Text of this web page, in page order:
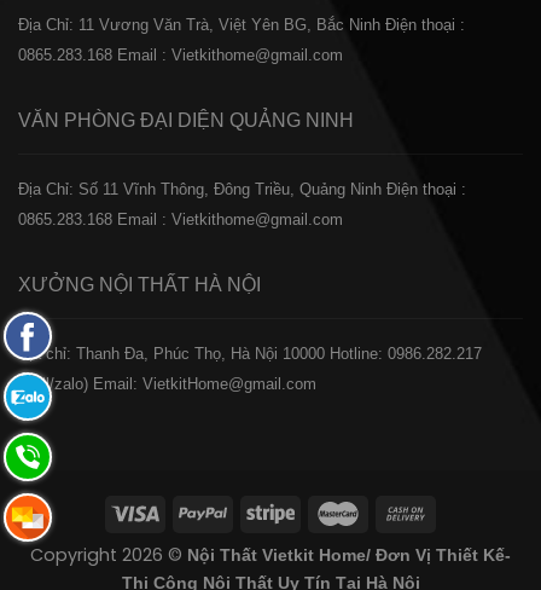
Địa Chỉ: 11 Vương Văn Trà, Việt Yên BG, Bắc Ninh Điện thoại :
0865.283.168 Email : Vietkithome@gmail.com
VĂN PHÒNG ĐẠI DIỆN QUẢNG NINH
Địa Chỉ: Số 11 Vĩnh Thông, Đông Triều, Quảng Ninh Điện thoại :
0865.283.168 Email : Vietkithome@gmail.com
XƯỞNG NỘI THẤT HÀ NỘI
️Địa chỉ: Thanh Đa, Phúc Thọ, Hà Nội 10000 Hotline: 0986.282.217
(Call/zalo) Email: VietkitHome@gmail.com
Copyright 2026 © Nội Thất Vietkit Home/ Đơn Vị Thiết Kế-
Thi Công Nội Thất Uy Tín Tại Hà Nội
Fanpage
Facebook
Zalo:
0865.283.168
Hotline:
0865.283.168
Hotline:
0865.283.168